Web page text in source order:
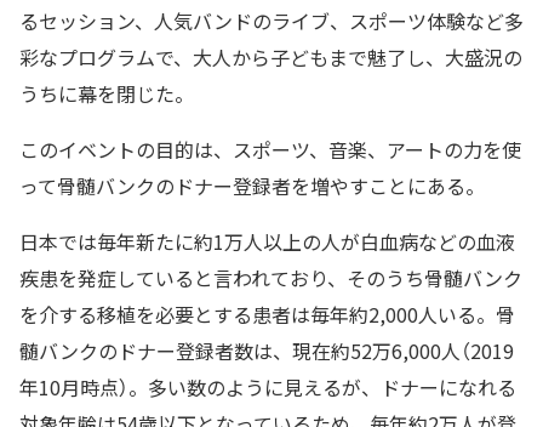
るセッション、人気バンドのライブ、スポーツ体験など多
彩なプログラムで、大人から子どもまで魅了し、大盛況の
うちに幕を閉じた。
このイベントの目的は、スポーツ、音楽、アートの力を使
って骨髄バンクのドナー登録者を増やすことにある。
日本では毎年新たに約1万人以上の人が白血病などの血液
疾患を発症していると言われており、そのうち骨髄バンク
を介する移植を必要とする患者は毎年約2,000人いる。骨
髄バンクのドナー登録者数は、現在約52万6,000人（2019
年10月時点）。多い数のように見えるが、ドナーになれる